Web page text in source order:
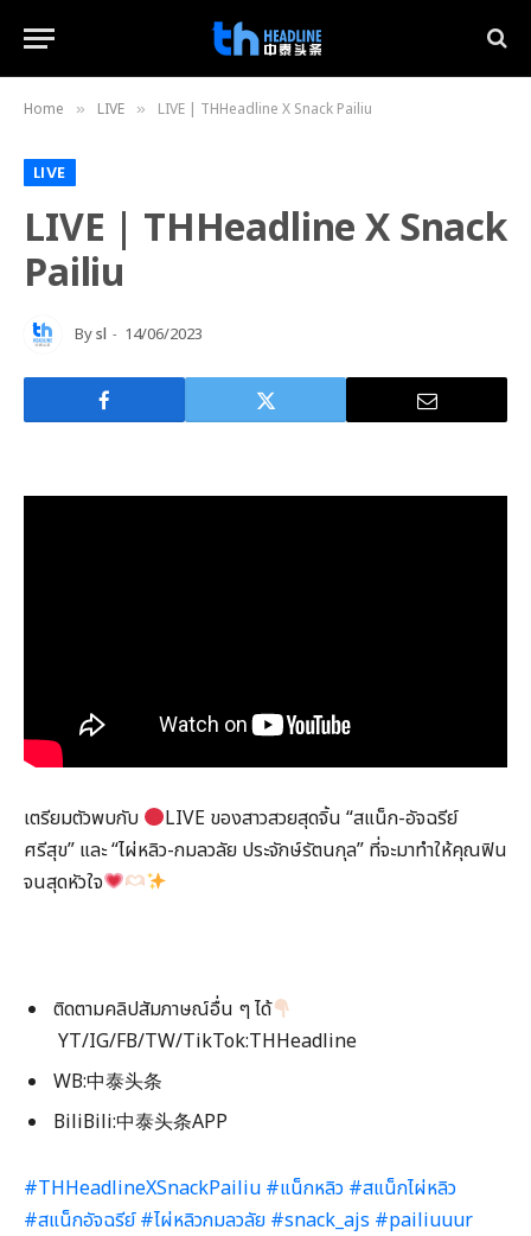
Home » LIVE » LIVE | THHeadline X Snack Pailiu
LIVE
LIVE | THHeadline X Snack
Pailiu
Bysl 14/06/2023
เตรียมตัวพบกับ
LIVE ของสาวสวยสุดจิ้น “สแน็ก-อัจฉรีย์
ศรีสุข” และ “ไผ่หลิว-กมลวลัย ประจักษ์รัตนกุล” ที่จะมาทำให้คุณฟิน
จนสุดหัวใจ
ติดตามคลิปสัมภาษณ์อื่น ๆ ได้
YT/IG/FB/TW/TikTok:THHeadline
WB:中泰头条
BiliBili:中泰头条APP
#THHeadlineXSnackPailiu #แน็กหลิว #สแน็กไผ่หลิว
#สแน็กอัจฉรีย์ #ไผ่หลิวกมลวลัย #snack_ajs #pailiuuur